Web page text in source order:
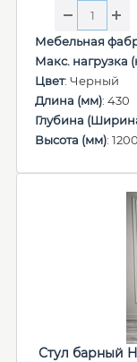
Мебельная
Макс. нагрузка
Цвет: Черный
Длина (мм): 430
Глубина
Высота (мм): 1200
Стул барный